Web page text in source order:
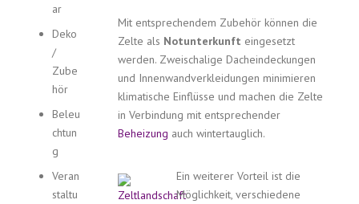
ar
Deko
/
Zube
hör
Beleu
chtun
g
Veran
staltu
Mit entsprechendem Zubehör können die
Zelte als Notunterkunft eingesetzt
werden. Zweischalige Dacheindeckungen
und Innenwandverkleidungen minimieren
klimatische Einflüsse und machen die Zelte
in Verbindung mit entsprechender
Beheizung auch wintertauglich.
Ein weiterer Vorteil ist die
Möglichkeit, verschiedene